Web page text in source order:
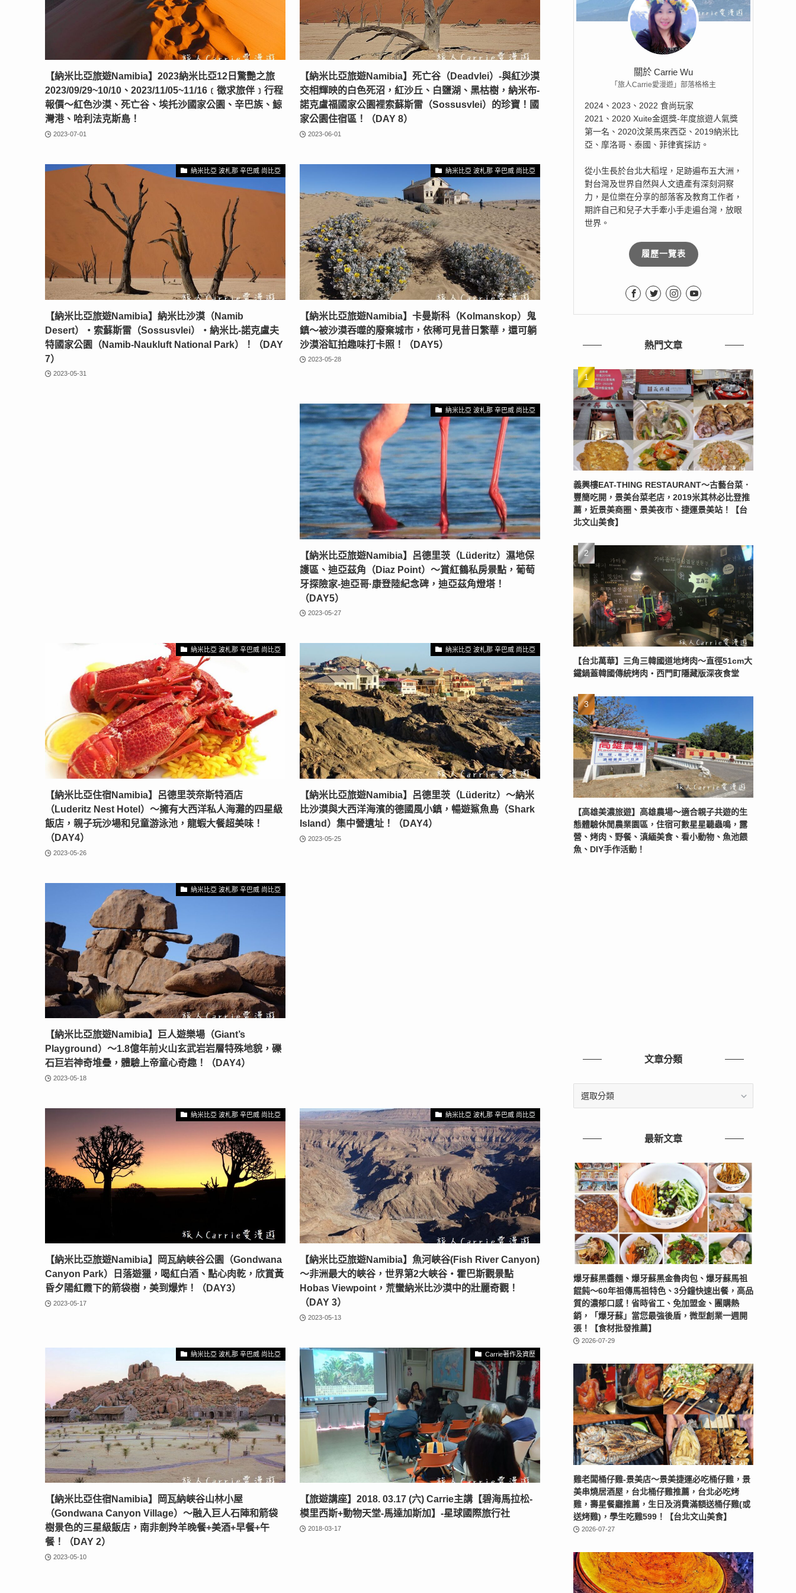
【納米比亞旅遊Namibia】2023納米比亞12日驚艷之旅
2023/09/29~10/10、2023/11/05~11/16﹝徵求旅伴﹞行程
報價〜紅色沙漠、死亡谷、埃托沙國家公園、辛巴族、鯨
灣港、哈利法克斯島！
2023-07-01
【納米比亞旅遊Namibia】死亡谷（Deadvlei）-與紅沙漠
交相輝映的白色死沼，紅沙丘、白鹽湖、黑枯樹，納米布-
諾克盧福國家公園裡索蘇斯雷（Sossusvlei）的珍寶！國
家公園住宿區！（DAY 8）
2023-06-01
納米比亞 波札那 辛巴威 尚比亞
【納米比亞旅遊Namibia】納米比沙漠（Namib
Desert）‧索蘇斯雷（Sossusvlei）‧納米比-諾克盧夫
特國家公園（Namib-Naukluft National Park）！（DAY
7）
2023-05-31
納米比亞 波札那 辛巴威 尚比亞
【納米比亞旅遊Namibia】卡曼斯科（Kolmanskop）鬼
鎮〜被沙漠吞噬的廢棄城市，依稀可見昔日繁華，還可躺
沙漠浴缸拍趣味打卡照！（DAY5）
2023-05-28
納米比亞 波札那 辛巴威 尚比亞
【納米比亞旅遊Namibia】呂德里茨（Lüderitz）濕地保
護區、迪亞茲角（Diaz Point）〜賞紅鶴私房景點，葡萄
牙探險家-迪亞哥·康登陸紀念碑，迪亞茲角燈塔！
（DAY5）
2023-05-27
納米比亞 波札那 辛巴威 尚比亞
【納米比亞住宿Namibia】呂德里茨奈斯特酒店
（Luderitz Nest Hotel）〜擁有大西洋私人海灘的四星級
飯店，親子玩沙場和兒童游泳池，龍蝦大餐超美味！
（DAY4）
2023-05-26
納米比亞 波札那 辛巴威 尚比亞
【納米比亞旅遊Namibia】呂德里茨（Lüderitz）〜納米
比沙漠與大西洋海濱的德國風小鎮，暢遊鯊魚島（Shark
Island）集中營遺址！（DAY4）
2023-05-25
納米比亞 波札那 辛巴威 尚比亞
【納米比亞旅遊Namibia】巨人遊樂場（Giant’s
Playground）〜1.8億年前火山玄武岩岩層特殊地貌，礫
石巨岩神奇堆疊，體驗上帝童心奇趣！（DAY4）
2023-05-18
納米比亞 波札那 辛巴威 尚比亞
【納米比亞旅遊Namibia】岡瓦納峽谷公園（Gondwana
Canyon Park）日落遊獵，喝紅白酒、點心肉乾，欣賞黃
昏夕陽紅霞下的箭袋樹，美到爆炸！（DAY3）
2023-05-17
納米比亞 波札那 辛巴威 尚比亞
【納米比亞旅遊Namibia】魚河峽谷(Fish River Canyon)
～非洲最大的峽谷，世界第2大峽谷‧霍巴斯觀景點
Hobas Viewpoint，荒蠻納米比沙漠中的壯麗奇觀！
（DAY 3）
2023-05-13
納米比亞 波札那 辛巴威 尚比亞
【納米比亞住宿Namibia】岡瓦納峽谷山林小屋
（Gondwana Canyon Village）〜融入巨人石陣和箭袋
樹景色的三星級飯店，南非劍羚羊晚餐+美酒+早餐+午
餐！（DAY 2）
2023-05-10
Carrie著作及資歷
【旅遊講座】2018. 03.17 (六) Carrie主講【碧海馬拉松-
模里西斯+動物天堂-馬達加斯加】-星球國際旅行社
2018-03-17
關於 Carrie Wu
「旅人Carrie愛漫遊」部落格格主
2024、2023、2022 食尚玩家
2021、2020 Xuite金選獎-年度旅遊人氣獎
第一名、2020汶萊馬來西亞、2019納米比
亞、摩洛哥、泰國、菲律賓採訪。
從小生長於台北大稻埕，足跡遍布五大洲，
對台灣及世界自然與人文遺產有深刻洞察
力，是位樂在分享的部落客及教育工作者，
期許自己和兒子大手牽小手走遍台灣，放眼
世界。
履歷一覽表
熱門文章
義興樓EAT-THING RESTAURANT〜古藝台菜．
豐簡吃開，景美台菜老店，2019米其林必比登推
薦，近景美商圈、景美夜市、捷運景美站！【台
北文山美食】
【台北萬華】三角三韓國道地烤肉～直徑51cm大
鐵鍋蓋韓國傳統烤肉‧西門町隱藏版深夜食堂
【高雄美濃旅遊】高雄農場〜適合親子共遊的生
態體驗休閒農業園區，住宿可數星星聽蟲鳴，露
營、烤肉、野餐、滇緬美食、看小動物、魚池餵
魚、DIY手作活動！
文章分類
最新文章
爆牙蘇黑醬麵、爆牙蘇黑金魯肉包、爆牙蘇馬祖
餛飩～60年祖傳馬祖特色、3分鐘快速出餐，高品
質的濃郁口感！省時省工、免加盟金、團購熱
銷，「爆牙蘇」當您最強後盾，微型創業一週開
張！【食材批發推薦】
2026-07-29
雞老闆桶仔雞-景美店〜景美捷運必吃桶仔雞，景
美串燒居酒屋，台北桶仔雞推薦，台北必吃烤
雞，壽星餐廳推薦，生日及消費滿額送桶仔雞(或
送烤雞)，學生吃雞599！【台北文山美食】
2026-07-27